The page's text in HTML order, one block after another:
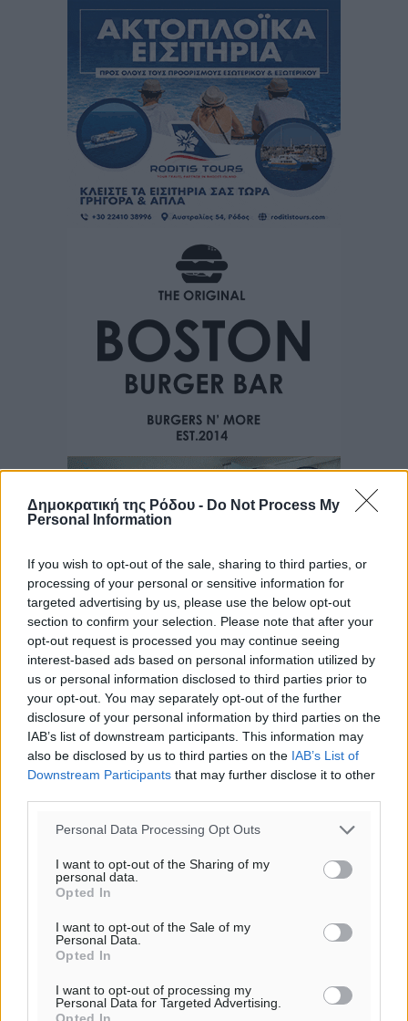
Δημοκρατική της Ρόδου - Do Not Process My
Personal Information
If you wish to opt-out of the sale, sharing to third parties, or
processing of your personal or sensitive information for
targeted advertising by us, please use the below opt-out
section to confirm your selection. Please note that after your
opt-out request is processed you may continue seeing
interest-based ads based on personal information utilized by
us or personal information disclosed to third parties prior to
your opt-out. You may separately opt-out of the further
disclosure of your personal information by third parties on the
IAB’s list of downstream participants. This information may
also be disclosed by us to third parties on the IAB’s List of
Downstream Participants that may further disclose it to other
Personal Data Processing Opt Outs
I want to opt-out of the Sharing of my
personal data.
Opted In
I want to opt-out of the Sale of my
Personal Data.
Opted In
I want to opt-out of processing my
Personal Data for Targeted Advertising.
Opted In
Ροή ειδήσεων
Τριήμερο εξόδου: Πάνω από 129.000 επιβάτες
αναχωρούν από Πειραιά, Ραφήνα και Λαύριο
Ειδήσεις• πριν 13 ώρες
Τοπικές Ειδήσεις• πριν 13 ώρες
ΥΠΑΑΤ: 12,5 εκατ. ευρώ στις 13 Περιφέρειες για μέτρα
βιοασφάλειας
Τοπικές Ειδήσεις
Ποιοι φοιτητές μπορούν να λάβουν ενίσχυση για